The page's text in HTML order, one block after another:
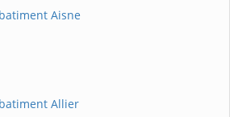
Aisne
Allier